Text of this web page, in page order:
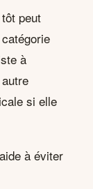
peut
à
si elle
aide à éviter